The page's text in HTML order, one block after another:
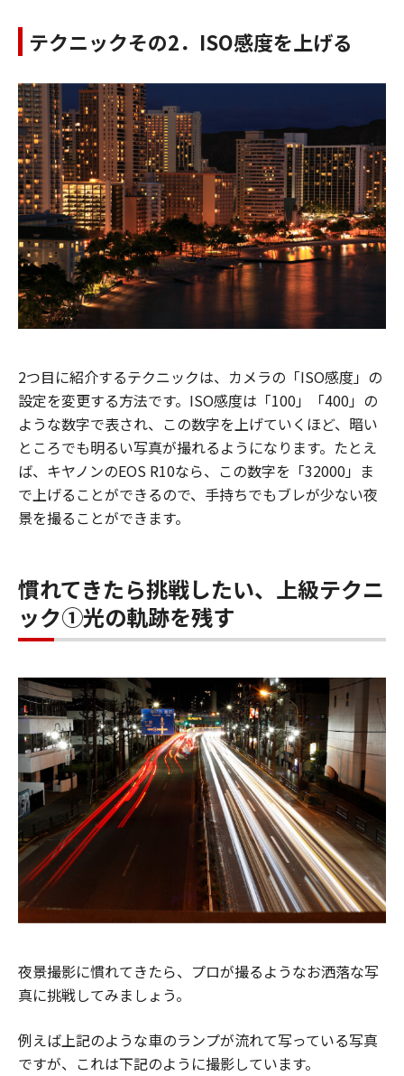
テクニックその2．ISO感度を上げる
2つ目に紹介するテクニックは、カメラの「ISO感度」の
設定を変更する方法です。ISO感度は「100」「400」の
ような数字で表され、この数字を上げていくほど、暗い
ところでも明るい写真が撮れるようになります。たとえ
ば、キヤノンのEOS R10なら、この数字を「32000」ま
で上げることができるので、手持ちでもブレが少ない夜
景を撮ることができます。
慣れてきたら挑戦したい、上級テクニ
ック①光の軌跡を残す
夜景撮影に慣れてきたら、プロが撮るようなお洒落な写
真に挑戦してみましょう。
例えば上記のような車のランプが流れて写っている写真
ですが、これは下記のように撮影しています。